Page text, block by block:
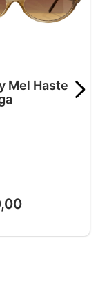
Mel Haste
,00